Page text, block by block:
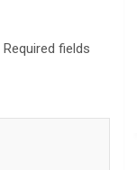
Required fields